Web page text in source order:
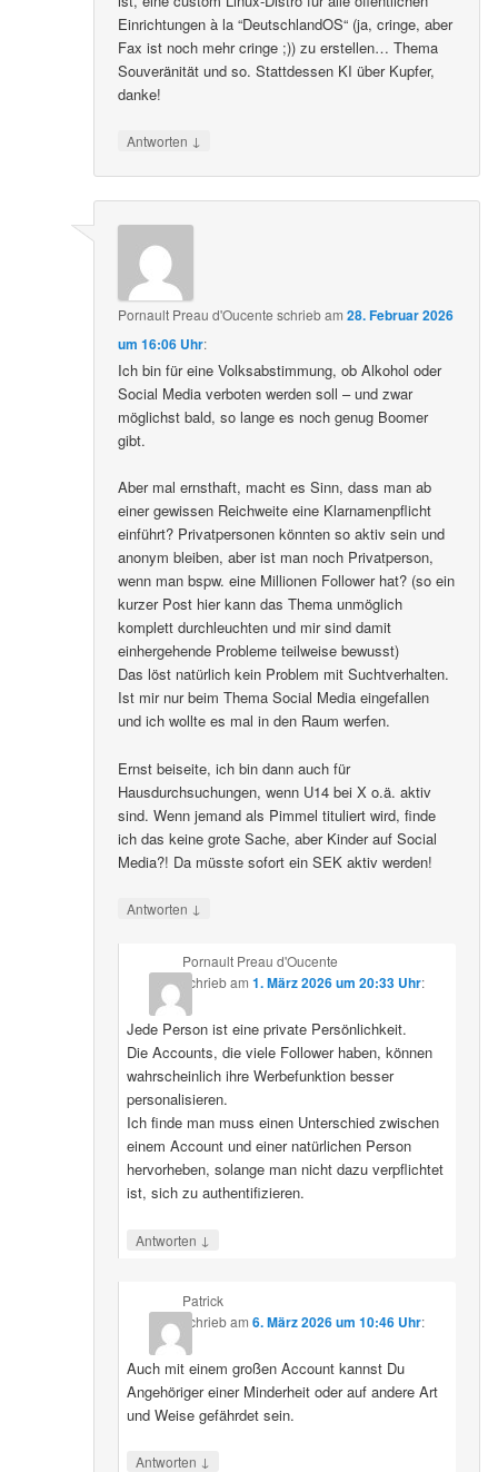
Einrichtungen à la “DeutschlandOS“ (ja, cringe, aber
Fax ist noch mehr cringe ;)) zu erstellen… Thema
Souveränität und so. Stattdessen KI über Kupfer,
danke!
Antworten ↓
Pornault Preau d'Oucente schriebam28. Februar 2026
um 16:06 Uhr:
Ich bin für eine Volksabstimmung, ob Alkohol oder
Social Media verboten werden soll – und zwar
möglichst bald, so lange es noch genug Boomer
gibt.
Aber mal ernsthaft, macht es Sinn, dass man ab
einer gewissen Reichweite eine Klarnamenpflicht
einführt? Privatpersonen könnten so aktiv sein und
anonym bleiben, aber ist man noch Privatperson,
wenn man bspw. eine Millionen Follower hat? (so ein
kurzer Post hier kann das Thema unmöglich
komplett durchleuchten und mir sind damit
einhergehende Probleme teilweise bewusst)
Das löst natürlich kein Problem mit Suchtverhalten.
Ist mir nur beim Thema Social Media eingefallen
und ich wollte es mal in den Raum werfen.
Ernst beiseite, ich bin dann auch für
Hausdurchsuchungen, wenn U14 bei X o.ä. aktiv
sind. Wenn jemand als Pimmel tituliert wird, finde
ich das keine grote Sache, aber Kinder auf Social
Media?! Da müsste sofort ein SEK aktiv werden!
Antworten ↓
Pornault Preau d'Oucente
schriebam 1. März 2026 um 20:33 Uhr:
Jede Person ist eine private Persönlichkeit.
Die Accounts, die viele Follower haben, können
wahrscheinlich ihre Werbefunktion besser
personalisieren.
Ich finde man muss einen Unterschied zwischen
einem Account und einer natürlichen Person
hervorheben, solange man nicht dazu verpflichtet
ist, sich zu authentifizieren.
Antworten ↓
Patrick
schriebam 6. März 2026 um 10:46 Uhr:
Auch mit einem großen Account kannst Du
Angehöriger einer Minderheit oder auf andere Art
und Weise gefährdet sein.
Antworten ↓